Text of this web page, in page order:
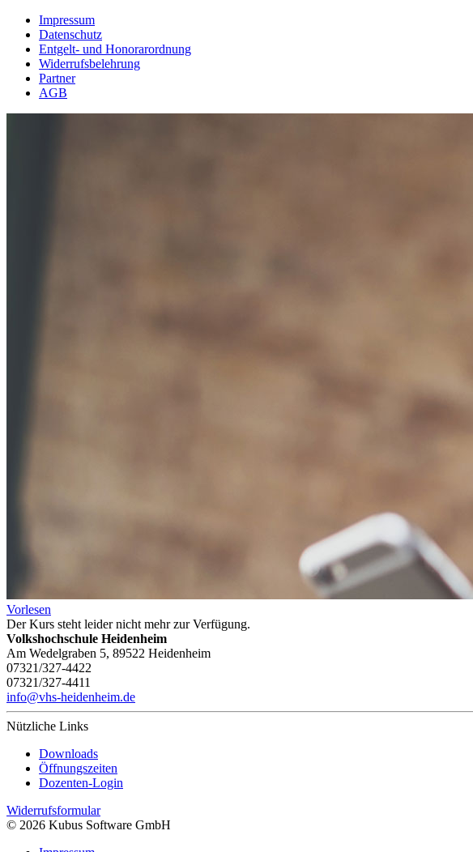
Impressum
Datenschutz
Entgelt- und Honorarordnung
Widerrufsbelehrung
Partner
AGB
Vorlesen
Der Kurs steht leider nicht mehr zur Verfügung.
Volkshochschule Heidenheim
Am Wedelgraben 5, 89522 Heidenheim
07321/327-4422
07321/327-4411
info@vhs-heidenheim.de
Nützliche Links
Downloads
Öffnungszeiten
Dozenten-Login
Widerrufsformular
© 2026 Kubus Software GmbH